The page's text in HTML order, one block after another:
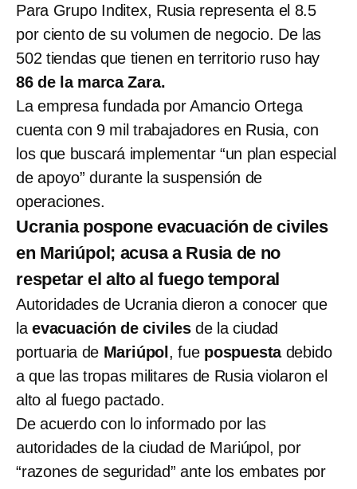
Para Grupo Inditex, Rusia representa el 8.5
por ciento de su volumen de negocio. De las
502 tiendas que tienen en territorio ruso hay
86 de la marca Zara.
La empresa fundada por Amancio Ortega
cuenta con 9 mil trabajadores en Rusia, con
los que buscará implementar “un plan especial
de apoyo” durante la suspensión de
operaciones.
Ucrania pospone evacuación de civiles
en Mariúpol; acusa a Rusia de no
respetar el alto al fuego temporal
Autoridades de Ucrania dieron a conocer que
la evacuación de civiles de la ciudad
portuaria de Mariúpol , fue pospuestadebido
a que las tropas militares de Rusia violaron el
alto al fuego pactado.
De acuerdo con lo informado por las
autoridades de la ciudad de Mariúpol, por
“razones de seguridad” ante los embates por